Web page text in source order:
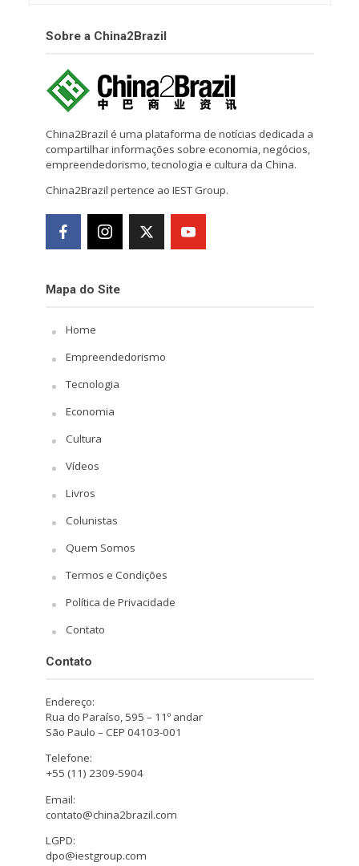
Sobre a China2Brazil
China2Brazil é uma plataforma de notícias dedicada a
compartilhar informações sobre economia, negócios,
empreendedorismo, tecnologia e cultura da China.
China2Brazil pertence ao IEST Group.
Mapa do Site
Home
Empreendedorismo
Tecnologia
Economia
Cultura
Vídeos
Livros
Colunistas
Quem Somos
Termos e Condições
Política de Privacidade
Contato
Contato
Endereço:
Rua do Paraíso, 595 – 11º andar
São Paulo – CEP 04103-001
Telefone:
+55 (11) 2309-5904
Email:
contato@china2brazil.com
LGPD:
dpo@iestgroup.com